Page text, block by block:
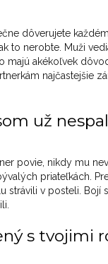
dôverujete
to nerobte. Muži
majú akékoľvek
najčastejšie
už
povie, nikdy mu
priateľkách.
strávili v posteli. Bojí
s tvojimi